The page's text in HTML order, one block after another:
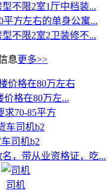
不限2室1厅中档装...
平方左右的单身公寓...
不限2室2卫装修不...
息更多>>
价格在80万左...
求70-85平方
司机b2
，带从业资格证，吃...
司机